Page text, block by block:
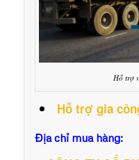
Hỗ trợ
Hỗ trợ gia
Địa chỉ mua hàng: